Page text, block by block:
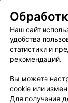
Наш сайт
удобства
статистики и
рекомендаций.
Вы можете
cookie или
Для получения